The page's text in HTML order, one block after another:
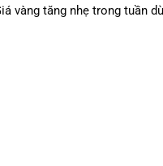
vàng tăng nhẹ trong tuần